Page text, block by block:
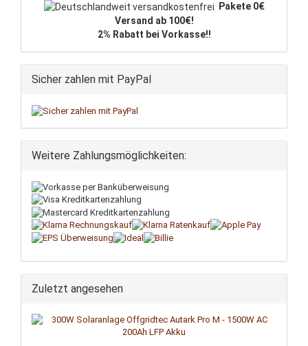
Pakete 0€
Versand ab 100€!
2% Rabatt bei Vorkasse!!
Sicher zahlen mit PayPal
Weitere Zahlungsmöglichkeiten:
Zuletzt angesehen